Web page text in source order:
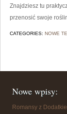
Znajdziesz tu
przenosić swoje
CATEGORIES: NOWE
Nowe wpisy:
Romansy z